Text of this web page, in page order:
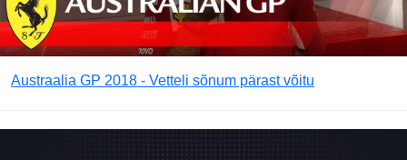
Austraalia GP 2018 - Vetteli sõnum pärast võitu